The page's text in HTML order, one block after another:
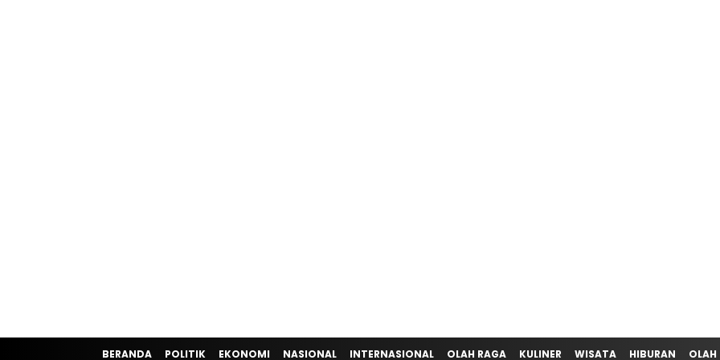
BERANDA POLITIK EKONOMI NASIONAL INTERNASIONAL OLAH RAGA KULINER WISATA HIBURAN OLAH